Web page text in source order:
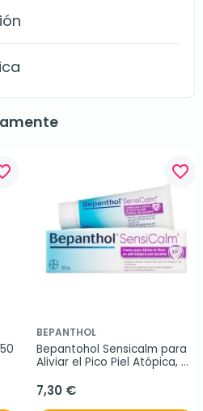
favorite_border
BEPANTHOL
Bepantohol Sensicalm para
Aliviar el Pico Piel Atópica,
7,30 €